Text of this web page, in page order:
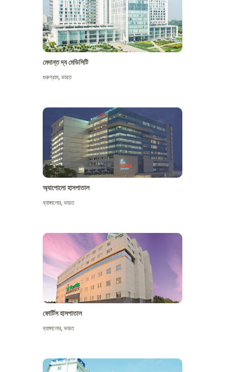
মেদান্ত দ্য মেডিসিটি
গুরুগ্রাম,ভারত
অ্যাপোলো হাসপাতাল
ব্যাঙ্গালোর,ভারত
ফোর্টিস হাসপাতাল
ব্যাঙ্গালোর,ভারত